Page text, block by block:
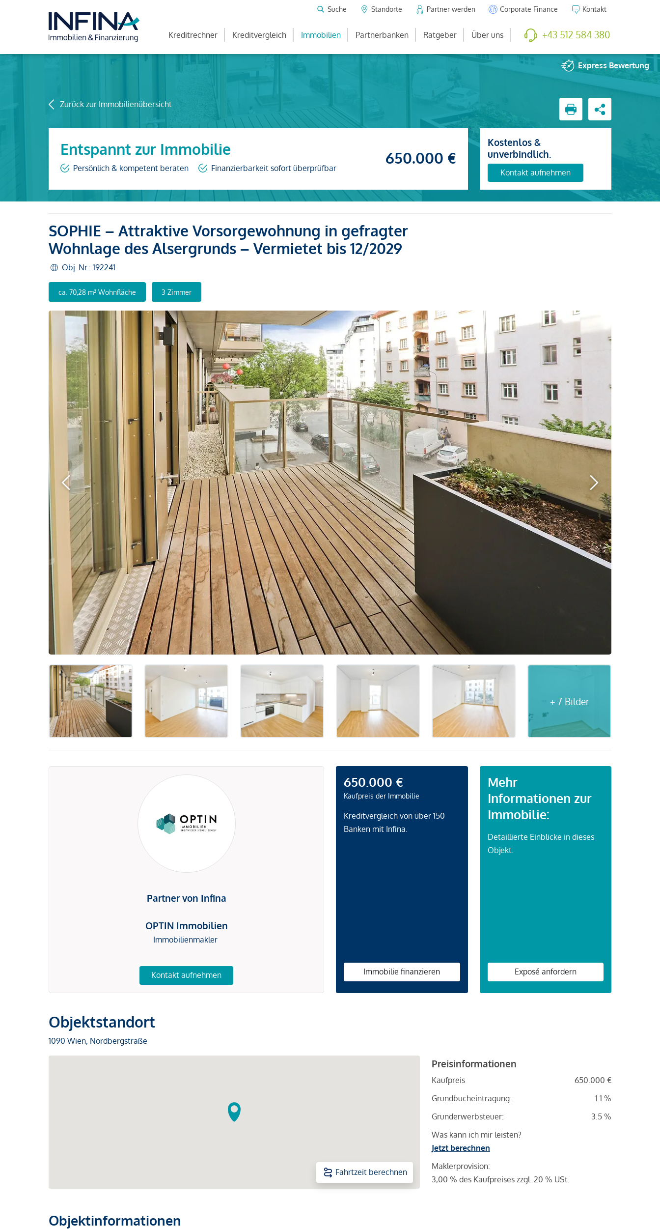
Suche Standorte Partner werden Corporate Finance Kontakt
Kreditrechner Kreditvergleich Immobilien Partnerbanken Ratgeber Über uns +43 512 584 380
Express Bewertung
Zurück zur Immobilienübersicht
Entspannt zur Immobilie
Persönlich & kompetent beraten Finanzierbarkeit sofort überprüfbar
650.000 €
Kostenlos &
unverbindlich.
Kontakt aufnehmen
+ 7 Bilder
SOPHIE – Attraktive Vorsorgewohnung in gefragter
Wohnlage des Alsergrunds – Vermietet bis 12/2029
Obj. Nr.: 192241
ca. 70,28 m² Wohnfläche 3 Zimmer
Partner von Infina
OPTIN Immobilien
Immobilienmakler
Kontakt aufnehmen
650.000 €
Kaufpreis der Immobilie
Kreditvergleich von über 150
Banken mit Infina.
Immobilie finanzieren
Mehr
Informationen zur
Immobilie:
Detaillierte Einblicke in dieses
Objekt.
Exposé anfordern
Objektstandort
1090 Wien, Nordbergstraße
Fahrtzeit berechnen
Preisinformationen
Kaufpreis
650.000 €
Grundbucheintragung:
1.1 %
Grunderwerbsteuer:
3.5 %
Was kann ich mir leisten?
Jetzt berechnen
Maklerprovision:
3,00 % des Kaufpreises zzgl. 20 % USt.
Objektinformationen